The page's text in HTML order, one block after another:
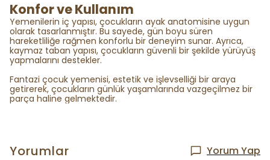
Konfor ve Kullanım
Yemenilerin iç yapısı, çocukların ayak anatomisine uygun
olarak tasarlanmıştır. Bu sayede, gün boyu süren
hareketliliğe rağmen konforlu bir deneyim sunar. Ayrıca,
kaymaz taban yapısı, çocukların güvenli bir şekilde yürüyüş
yapmalarını destekler.
Fantazi çocuk yemenisi, estetik ve işlevselliği bir araya
getirerek, çocukların günlük yaşamlarında vazgeçilmez bir
parça haline gelmektedir.
Yorumlar Yorum Yap